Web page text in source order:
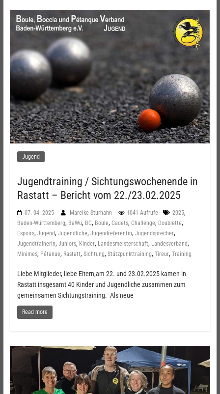
Jugend
Jugendtraining / Sichtungswochenende in
Rastatt – Bericht vom 22./23.02.2025
07. 04. 2025 Mareike Sturhahn 1041 Aufrufe 2025,
Baden-Württemberg, BaWü, BC, Boule, Cadets, Challenge, Doublette,
Espoirs, Jugend, Jugendliche, Jugendreferentin, Jugendsprecher,
Jugendtrainerin, Juniors, Kinder, Landesmeisterschaft, Landesverband,
Minimes, Pétanue, Rastatt, Sichtung, Stützpunkttraining, Tireur, Training
Liebe Mitglieder, liebe Eltern,am 22. und 23.02.2025 kamen in
Rastatt insgesamt 40 Kinder und Jugendliche zusammen zum
gemeinsamen Sichtungstraining. Als neue
Read more